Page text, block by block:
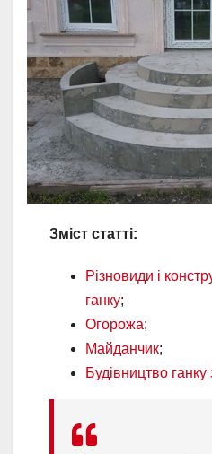
Зміст статті:
Різновиди і
ганку;
Огорожа;
Майданчик;
Будівництво ганку